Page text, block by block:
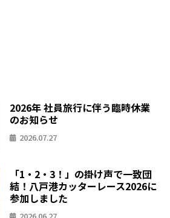
2026年 社員旅行に伴う臨時休業
のお知らせ
2026.07.27
「1・2・3！」の掛け声で一致団
結！八戸港カッターレース2026に
参加しました